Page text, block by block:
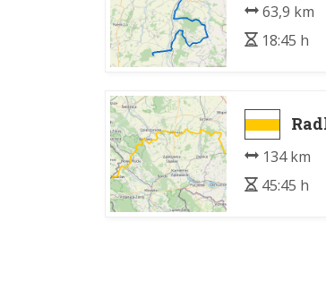
63,9 km
18:45 h
134 km
45:45 h